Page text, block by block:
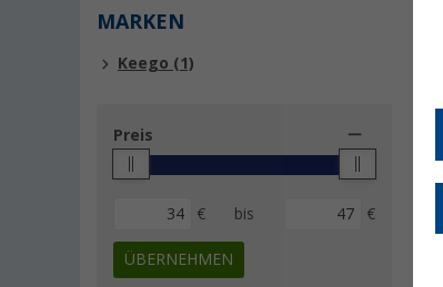
MARKEN
Keego (1)
Preis
€ bis €
ÜBERNEHMEN